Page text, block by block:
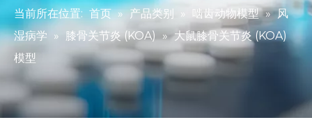
当前所在位置: 首页 » 产品类别 » 啮齿动物模型 » 风
湿病学 » 膝骨关节炎 (KOA) » 大鼠膝骨关节炎 (KOA)
模型